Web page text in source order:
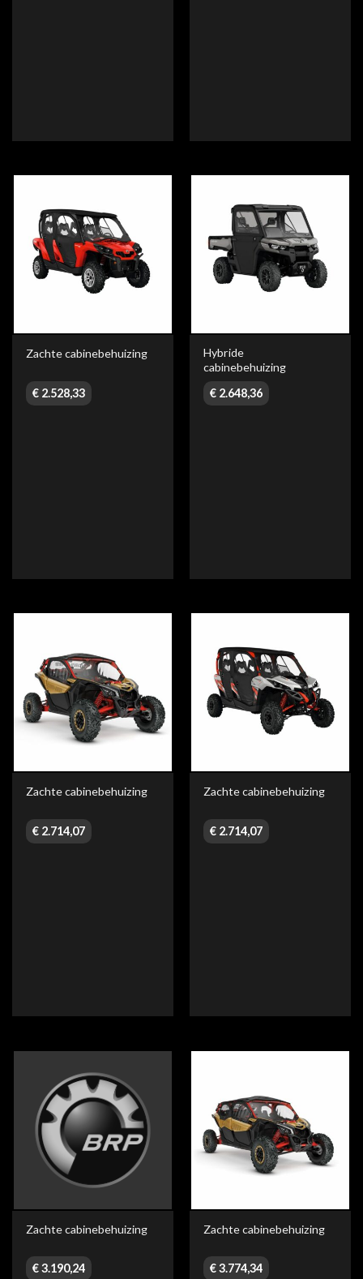
Zachte cabinebehuizing
€2.528,33
Hybride
cabinebehuizing
€2.648,36
Zachte cabinebehuizing
€2.714,07
Zachte cabinebehuizing
€2.714,07
Zachte cabinebehuizing
€3.190,24
Zachte cabinebehuizing
€3.774,34